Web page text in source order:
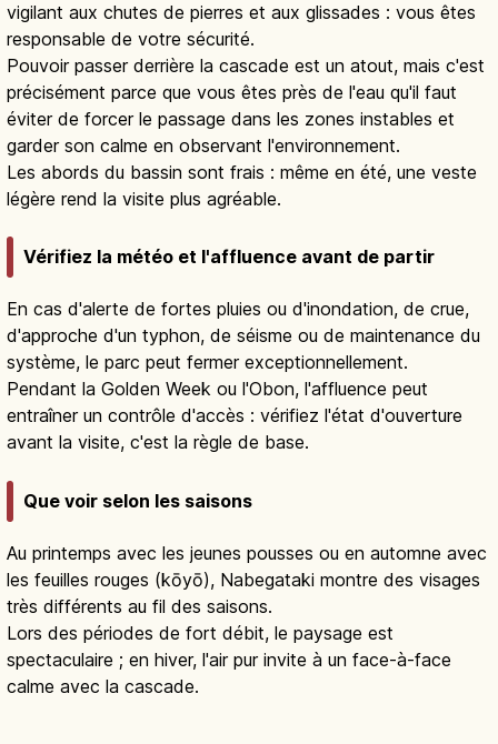
vigilant aux chutes de pierres et aux glissades : vous êtes
responsable de votre sécurité.
Pouvoir passer derrière la cascade est un atout, mais c'est
précisément parce que vous êtes près de l'eau qu'il faut
éviter de forcer le passage dans les zones instables et
garder son calme en observant l'environnement.
Les abords du bassin sont frais : même en été, une veste
légère rend la visite plus agréable.
Vérifiez la météo et l'affluence avant de partir
En cas d'alerte de fortes pluies ou d'inondation, de crue,
d'approche d'un typhon, de séisme ou de maintenance du
système, le parc peut fermer exceptionnellement.
Pendant la Golden Week ou l'Obon, l'affluence peut
entraîner un contrôle d'accès : vérifiez l'état d'ouverture
avant la visite, c'est la règle de base.
Que voir selon les saisons
Au printemps avec les jeunes pousses ou en automne avec
les feuilles rouges (kōyō), Nabegataki montre des visages
très différents au fil des saisons.
Lors des périodes de fort débit, le paysage est
spectaculaire ; en hiver, l'air pur invite à un face-à-face
calme avec la cascade.